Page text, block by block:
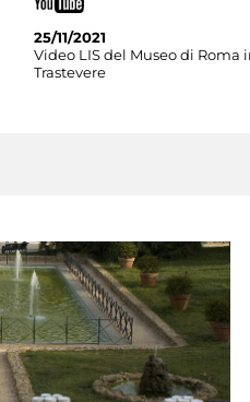
25/11/2021
Video LIS del Museo di Roma
Trastevere